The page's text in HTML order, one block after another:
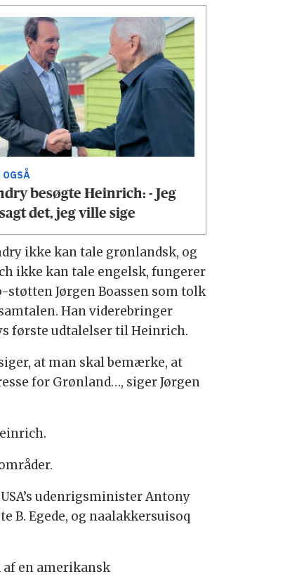
besøgte Heinrich: - Jeg
det, jeg ville sige
ikke kan tale grønlandsk, og
ikke kan tale engelsk, fungerer
støtten Jørgen Boassen som tolk
Han viderebringer
første udtalelser til Heinrich.
at man skal bemærke, at
for Grønland…, siger Jørgen
udenrigsminister Antony
B. Egede, og naalakkersuisoq
af en amerikansk